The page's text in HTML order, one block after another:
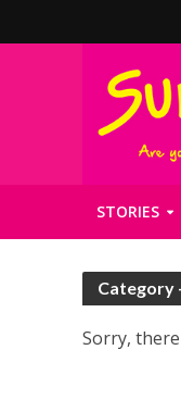
STORIES
Category
Sorry,